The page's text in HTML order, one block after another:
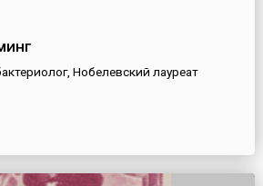
Нобелевский лауреат